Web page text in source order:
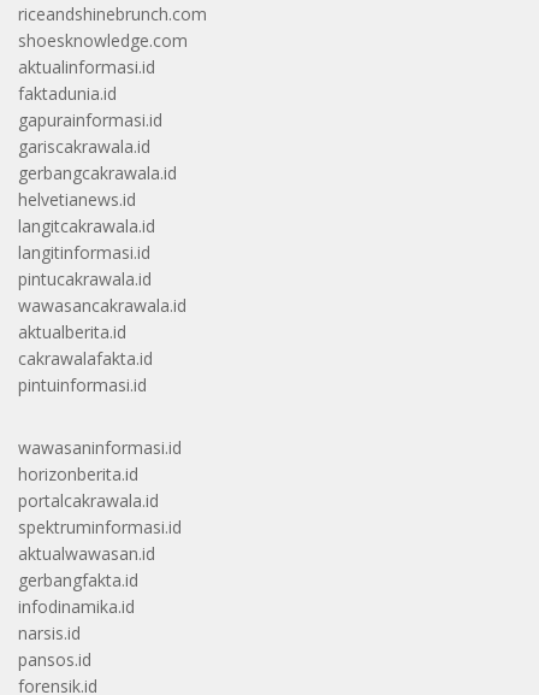
riceandshinebrunch.com
shoesknowledge.com
aktualinformasi.id
faktadunia.id
gapurainformasi.id
gariscakrawala.id
gerbangcakrawala.id
helvetianews.id
langitcakrawala.id
langitinformasi.id
pintucakrawala.id
wawasancakrawala.id
aktualberita.id
cakrawalafakta.id
pintuinformasi.id
wawasaninformasi.id
horizonberita.id
portalcakrawala.id
spektruminformasi.id
aktualwawasan.id
gerbangfakta.id
infodinamika.id
narsis.id
pansos.id
forensik.id